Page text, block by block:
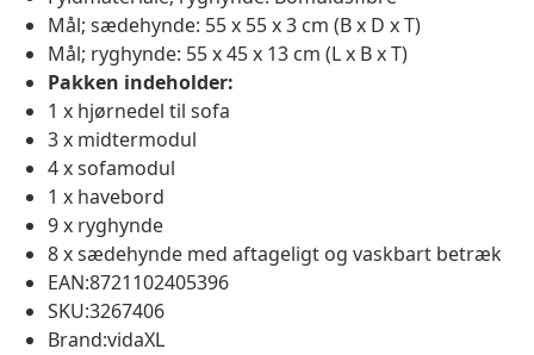
Mål; sædehynde: 55 x 55 x 3 cm (B x D x T)
Mål; ryghynde: 55 x 45 x 13 cm (L x B x T)
Pakken indeholder:
1 x hjørnedel til sofa
3 x midtermodul
4 x sofamodul
1 x havebord
9 x ryghynde
8 x sædehynde med aftageligt og vaskbart betræk
EAN:8721102405396
SKU:3267406
Brand:vidaXL